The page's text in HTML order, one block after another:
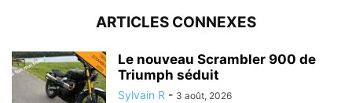
ARTICLES CONNEXES
Le nouveau Scrambler 900 de
Triumph séduit
Sylvain R - 3 août, 2026